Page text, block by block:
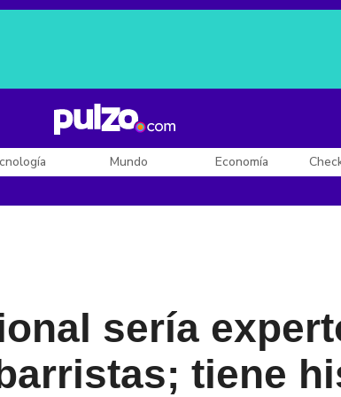
de De la Espriella
Mundo Economía
sería
tiene